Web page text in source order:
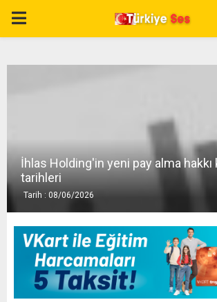
P
Aİhlas Holding'in yeni pay alma hakkı
tarihleri
Tarih : 08/06/2026